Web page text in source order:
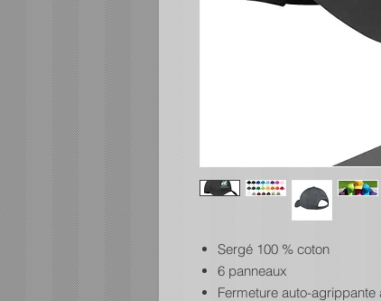
Sergé 100 % coton
6 panneaux
Fermeture auto-agrippante